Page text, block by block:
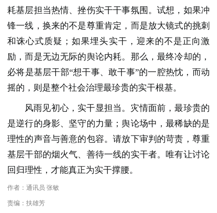
耗基层担当热情、挫伤实干干事氛围。试想，如果冲
锋一线，换来的不是尊重肯定，而是放大镜式的挑刺
和诛心式质疑；如果埋头实干，迎来的不是正向激
励，而是无边无际的舆论内耗。那么，最终冷却的，
必将是基层干部“想干事、敢干事”的一腔热忱，而动
摇的，则是整个社会治理最珍贵的实干根基。
风雨见初心，实干显担当。灾情面前，最珍贵的
是逆行的身影、坚守的力量；舆论场中，最稀缺的是
理性的声音与善意的包容。请放下审判的苛责，尊重
基层干部的烟火气、善待一线的实干者。唯有让讨论
回归理性，才能真正为实干撑腰。
作者：通讯员 张敏
责编：扶雄芳